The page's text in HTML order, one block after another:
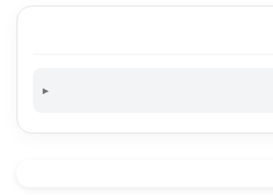
Business Contact Manager برای Outlook 2016 تهیه نشده